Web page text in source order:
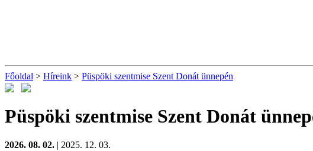
Főoldal > Híreink > Püspöki szentmise Szent Donát ünnepén
Püspöki szentmise Szent Donát
2026. 08. 02. | 2025. 12. 03.